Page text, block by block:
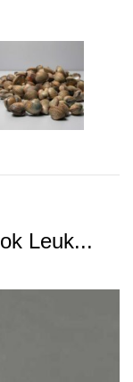
Leuk...